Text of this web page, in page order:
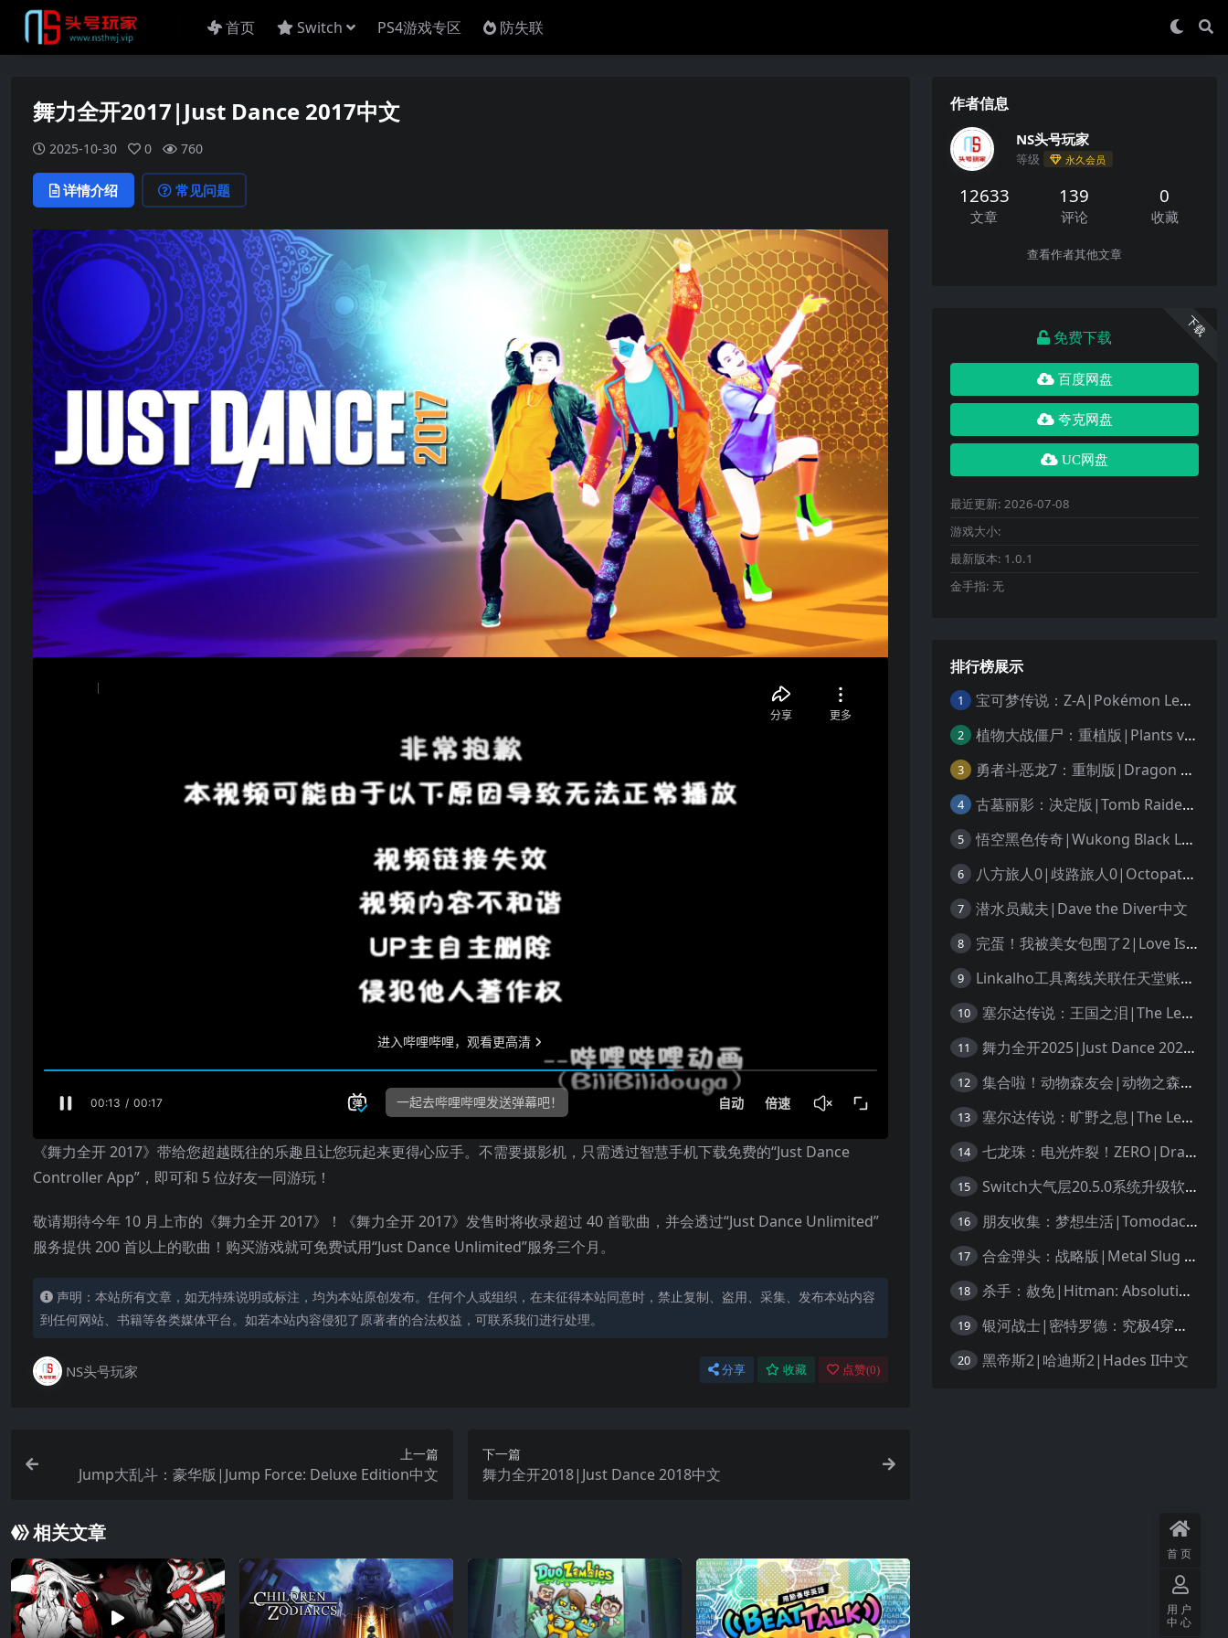
首页 Switch PS4游戏专区 防失联
舞力全开2017|Just Dance 2017中文
2025-10-30 0 760
详情介绍 常见问题
《舞力全开 2017》带给您超越既往的乐趣且让您玩起来更得心应手。不需要摄影机，只需透过智慧手机下载免费的“Just Dance
Controller App”，即可和 5 位好友一同游玩！
敬请期待今年 10 月上市的《舞力全开 2017》！《舞力全开 2017》发售时将收录超过 40 首歌曲，并会透过“Just Dance Unlimited”
服务提供 200 首以上的歌曲！购买游戏就可免费试用“Just Dance Unlimited”服务三个月。
声明：本站所有文章，如无特殊说明或标注，均为本站原创发布。任何个人或组织，在未征得本站同意时，禁止复制、盗用、采集、发布本站内容
到任何网站、书籍等各类媒体平台。如若本站内容侵犯了原著者的合法权益，可联系我们进行处理。
NS头号玩家 分享 收藏 点赞(0)
上一篇
Jump大乱斗：豪华版|Jump Force: Deluxe Edition中文
下一篇
舞力全开2018|Just Dance 2018中文
相关文章
作者信息
NS头号玩家
等级 永久会员
12633
文章
139
评论
0
收藏
查看作者其他文章
下载
免费下载
百度网盘
夸克网盘
UC网盘
最近更新: 2026-07-08
游戏大小:
最新版本: 1.0.1
金手指: 无
排行榜展示
1 宝可梦传说：Z-A|Pokémon Legends: Z-A中文
2 植物大战僵尸：重植版|Plants vs. Zombies: Replanted中文
3 勇者斗恶龙7：重制版|Dragon Quest VII Reimagined中文
4 古墓丽影：决定版|Tomb Raider: Definitive Edition中文
5 悟空黑色传奇|Wukong Black Legend
6 八方旅人0|歧路旅人0|Octopath Traveler 0中文
7 潜水员戴夫|Dave the Diver中文
8 完蛋！我被美女包围了2|Love Is All Around 2中文
9 Linkalho工具离线关联任天堂账户教程
10 塞尔达传说：王国之泪|The Legend of Zelda: Tears of the Kingdom中文
11 舞力全开2025|Just Dance 2025中文
12 集合啦！动物森友会|动物之森|Animal Crossing: New Horizons中文
13 塞尔达传说：旷野之息|The Legend of Zelda: Breath of the Wild中文
14 七龙珠：电光炸裂！ZERO|Dragon Ball: Sparking! Zero中文
15 Switch大气层20.5.0系统升级软硬破通用教程
16 朋友收集：梦想生活|Tomodachi Life: Living the Dream中文
17 合金弹头：战略版|Metal Slug Tactics中文
18 杀手：赦免|Hitman: Absolution汉化
19 银河战士|密特罗德：究极4穿越未知|Metroid Prime 4: Beyond中文
20 黑帝斯2|哈迪斯2|Hades II中文
首页
用户
中心